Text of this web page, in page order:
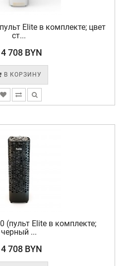
Elite в комплекте; цвет
cт...
708 BYN
В КОРЗИНУ
(пульт Elite в комплекте;
черный ...
708 BYN